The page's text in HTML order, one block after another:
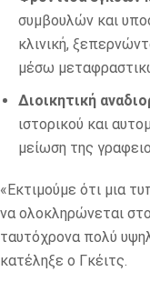
συμβουλών και
κλινική,
μέσω
Διοικητική
ιστορικού και
μείωση της
«Εκτιμούμε ότι μια
να ολοκληρώνεται
ταυτόχρονα πολύ
κατέληξε ο Γκέιτς.